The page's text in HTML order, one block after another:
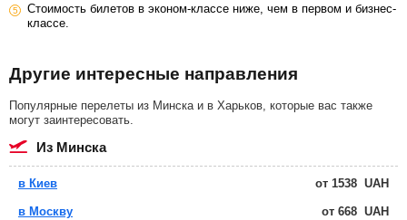
Стоимость билетов в эконом-классе ниже, чем в первом и бизнес-
классе.
Другие интересные направления
Популярные перелеты из Минска и в Харьков, которые вас также
могут заинтересовать.
из Минска
в Киев от 1538 UAH
в Москву от 668 UAH